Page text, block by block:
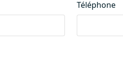
Téléphone